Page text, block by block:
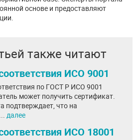
основе и предоставляют
также читают
ИСО 9001
по ГОСТ Р ИСО 9001
может получить сертификат.
подтверждает, что на
далее
ИСО 18001